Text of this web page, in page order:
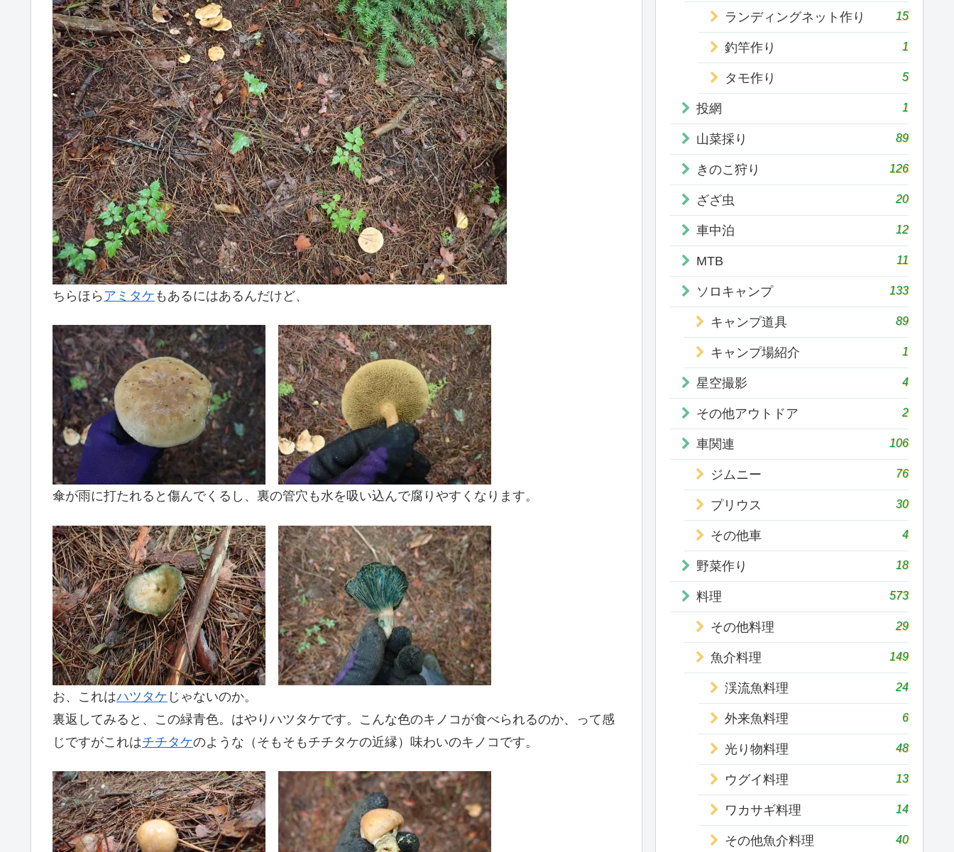
ちらほら アミタケ もあるにはあるんだけど、
傘が雨に打たれると傷んでくるし、裏の管穴も水を吸い込んで腐りやすくなります。
お、これはハツタケ じゃないのか。
裏返してみると、この緑青色。はやりハツタケです。こんな色のキノコが食べられるのか、って感
じですがこれはチチタケのような（そもそもチチタケの近縁）味わいのキノコです。
ランディングネット作り 15
釣竿作り 1
タモ作り 5
投網 1
山菜採り 89
きのこ狩り 126
ざざ虫 20
車中泊 12
MTB 11
ソロキャンプ 133
キャンプ道具 89
キャンプ場紹介 1
星空撮影 4
その他アウトドア 2
車関連 106
ジムニー 76
プリウス 30
その他車 4
野菜作り 18
料理 573
その他料理 29
魚介料理 149
渓流魚料理 24
外来魚料理 6
光り物料理 48
ウグイ料理 13
ワカサギ料理 14
その他魚介料理 40